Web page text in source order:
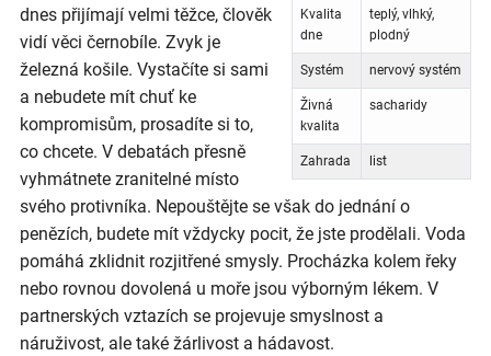
Kvalita
dne
teplý, vlhký,
plodný
Systém nervový systém
Živná
kvalita
sacharidy
Zahrada list
dnes přijímají velmi těžce, člověk
vidí věci černobíle. Zvyk je
železná košile. Vystačíte si sami
a nebudete mít chuť ke
kompromisům, prosadíte si to,
co chcete. V debatách přesně
vyhmátnete zranitelné místo
svého protivníka. Nepouštějte se však do jednání o
penězích, budete mít vždycky pocit, že jste prodělali. Voda
pomáhá zklidnit rozjitřené smysly. Procházka kolem řeky
nebo rovnou dovolená u moře jsou výborným lékem. V
partnerských vztazích se projevuje smyslnost a
náruživost, ale také žárlivost a hádavost.